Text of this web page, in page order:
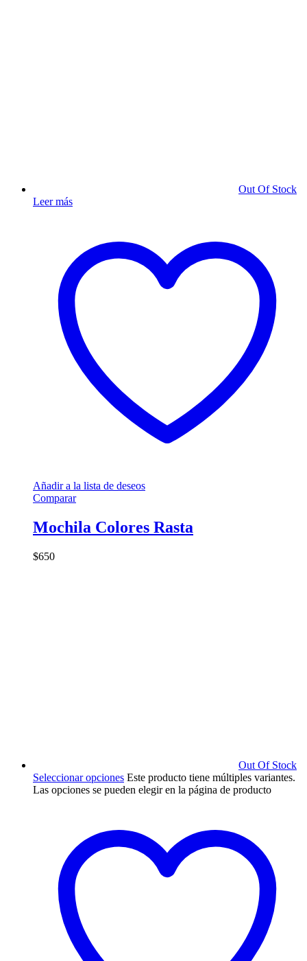
Out Of Stock
Leer más
Añadir a la lista de deseos
Comparar
Mochila Colores Rasta
$650
Out Of Stock
Seleccionar opciones Este producto tiene múltiples variantes.
Las opciones se pueden elegir en la página de producto